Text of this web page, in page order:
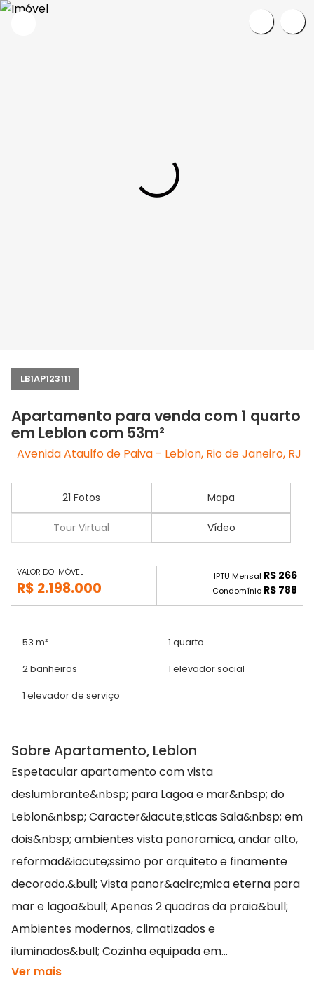
LB1AP123111
Apartamento para venda com 1 quarto
em Leblon com 53m²
Avenida Ataulfo de Paiva - Leblon, Rio de Janeiro, RJ
21 Fotos Mapa
Tour Virtual Vídeo
VALOR DO IMÓVEL
R$ 2.198.000
IPTU Mensal R$ 266
Condomínio R$ 788
53 m² 1 quarto
2 banheiros 1 elevador social
1 elevador de serviço
Sobre Apartamento, Leblon
Espetacular apartamento com vista
deslumbrante&nbsp; para Lagoa e mar&nbsp; do
Leblon&nbsp; Caracter&iacute;sticas Sala&nbsp; em
dois&nbsp; ambientes vista panoramica, andar alto,
reformad&iacute;ssimo por arquiteto e finamente
decorado.&bull; Vista panor&acirc;mica eterna para
mar e lagoa&bull; Apenas 2 quadras da praia&bull;
Ambientes modernos, climatizados e
iluminados&bull; Cozinha equipada em...
Ver mais